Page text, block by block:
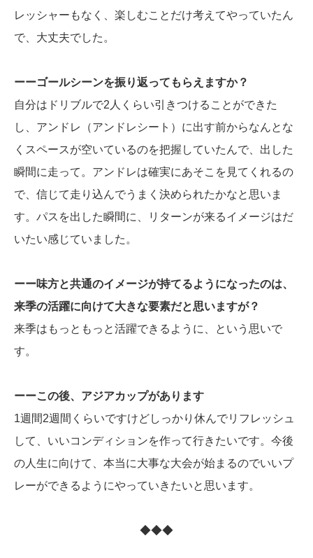
レッシャーもなく、楽しむことだけ考えてやっていたん
で、大丈夫でした。
ーーゴールシーンを振り返ってもらえますか？
自分はドリブルで2人くらい引きつけることができた
し、アンドレ（アンドレシート）に出す前からなんとな
くスペースが空いているのを把握していたんで、出した
瞬間に走って。アンドレは確実にあそこを見てくれるの
で、信じて走り込んでうまく決められたかなと思いま
す。パスを出した瞬間に、リターンが来るイメージはだ
いたい感じていました。
ーー味方と共通のイメージが持てるようになったのは、
来季の活躍に向けて大きな要素だと思いますが？
来季はもっともっと活躍できるように、という思いで
す。
ーーこの後、アジアカップがあります
1週間2週間くらいですけどしっかり休んでリフレッシュ
して、いいコンディションを作って行きたいです。今後
の人生に向けて、本当に大事な大会が始まるのでいいプ
レーができるようにやっていきたいと思います。
◆◆◆